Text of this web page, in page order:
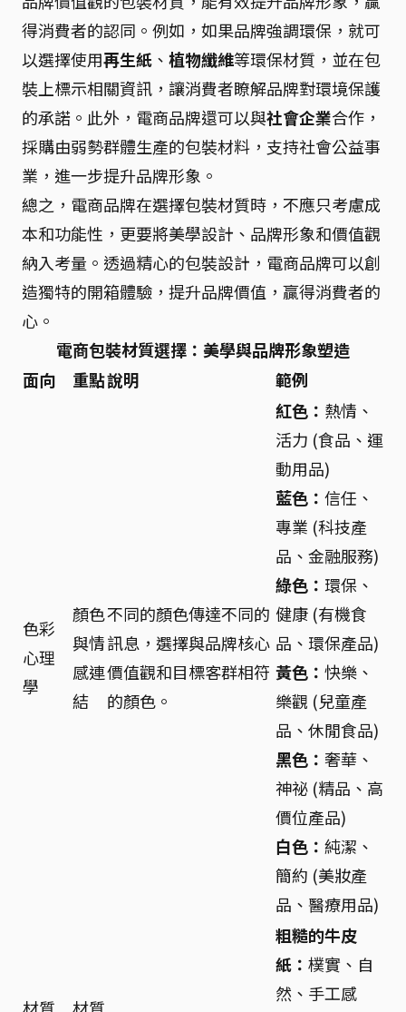
得消費者的認同。例如，如果品牌強調環保，就可
以選擇使用再生紙 、 植物纖維等環保材質，並在包
裝上標示相關資訊，讓消費者瞭解品牌對環境保護
的承諾。此外，電商品牌還可以與社會企業合作，
採購由弱勢群體生產的包裝材料，支持社會公益事
業，進一步提升品牌形象。
總之，電商品牌在選擇包裝材質時，不應只考慮成
本和功能性，更要將美學設計、品牌形象和價值觀
納入考量。透過精心的包裝設計，電商品牌可以創
造獨特的開箱體驗，提升品牌價值，贏得消費者的
心。
電商包裝材質選擇：美學與品牌形象塑造
面向
重點說明 範例
色彩
心理
學
顏色
與情
感連
結
不同的顏色傳達不同的
訊息，選擇與品牌核心
價值觀和目標客群相符
的顏色。
紅色： 熱情、
活力 (食品、運
動用品)
藍色： 信任、
專業 (科技產
品、金融服務)
綠色： 環保、
健康 (有機食
品、環保產品)
黃色： 快樂、
樂觀 (兒童產
品、休閒食品)
黑色： 奢華、
神祕 (精品、高
價位產品)
白色： 純潔、
簡約 (美妝產
品、醫療用品)
粗糙的牛皮
紙： 樸實、自
然、手工感